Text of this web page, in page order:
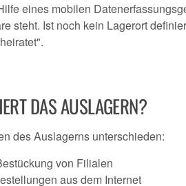
eines mobilen
steht. Ist noch kein Lagerort
DAS AUSLAGERN?
des Auslagerns unterschieden:
von Filialen
aus dem Internet